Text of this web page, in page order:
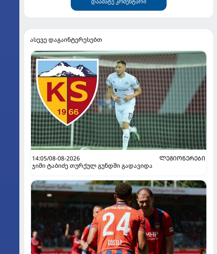
დაამატე კომენტარი
ასევე დაგაინტერესებთ
14:05/08-08-2026
ᲚᲔᲒᲘᲝᲜᲔᲠᲔᲑᲘ
ჯიმი ტაბიძე თურქულ გუნდში გადავიდა